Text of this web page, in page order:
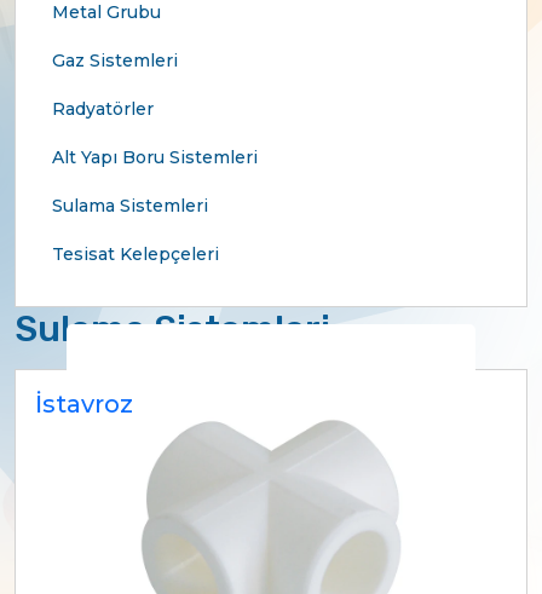
Metal Grubu
Gaz Sistemleri
Radyatörler
Alt Yapı Boru Sistemleri
Sulama Sistemleri
Tesisat Kelepçeleri
Sulama Sistemleri
İstavroz